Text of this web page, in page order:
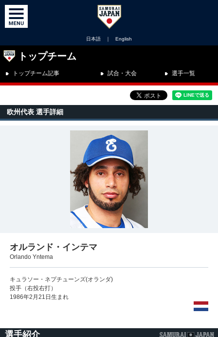
日本語 ｜ English
トップチーム
トップチーム記事 試合・大会 選手一覧
欧州代表 選手詳細
オルランド・インテマ
Orlando Yntema
キュラソー・ネプチューンズ(オランダ)
投手（右投右打）
1986年2月21日生まれ
選手紹介